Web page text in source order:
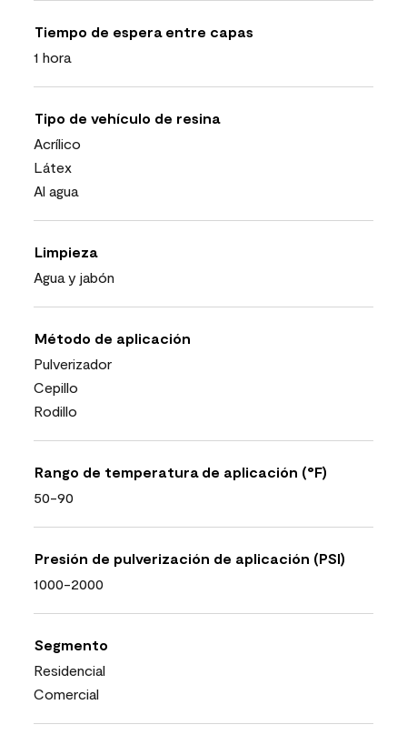
Tiempo de espera entre capas
1 hora
Tipo de vehículo de resina
Acrílico
Látex
Al agua
Limpieza
Agua y jabón
Método de aplicación
Pulverizador
Cepillo
Rodillo
Rango de temperatura de aplicación (°F)
50-90
Presión de pulverización de aplicación (PSI)
1000-2000
Segmento
Residencial
Comercial